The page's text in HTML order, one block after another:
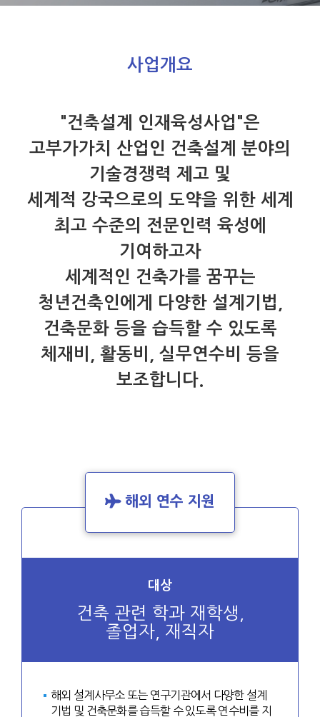
사업개요
"건축설계 인재육성사업"은
고부가가치 산업인 건축설계 분야의
기술경쟁력 제고 및
세계적 강국으로의 도약을 위한 세계
최고 수준의 전문인력 육성에
기여하고자
세계적인 건축가를 꿈꾸는
청년건축인에게 다양한 설계기법,
건축문화 등을 습득할 수 있도록
체재비, 활동비, 실무연수비 등을
보조합니다.
해외 연수 지원
대상
건축 관련 학과 재학생,
졸업자, 재직자
해외 설계사무소 또는 연구기관에서 다양한 설계
기법 및 건축문화를 습득할 수 있도록 연수비를 지